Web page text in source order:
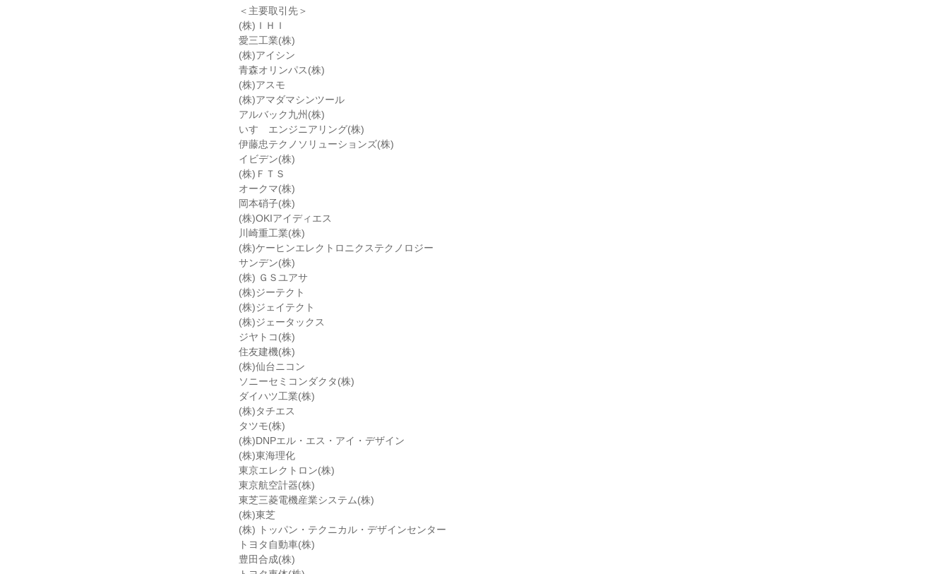
＜主要取引先＞
(株)ＩＨＩ
愛三工業(株)
(株)アイシン
青森オリンパス(株)
(株)アスモ
(株)アマダマシンツール
アルバック九州(株)
いすゞエンジニアリング(株)
伊藤忠テクノソリューションズ(株)
イビデン(株)
(株)ＦＴＳ
オークマ(株)
岡本硝子(株)
(株)OKIアイディエス
川崎重工業(株)
(株)ケーヒンエレクトロニクステクノロジー
サンデン(株)
(株) ＧＳユアサ
(株)ジーテクト
(株)ジェイテクト
(株)ジェータックス
ジヤトコ(株)
住友建機(株)
(株)仙台ニコン
ソニーセミコンダクタ(株)
ダイハツ工業(株)
(株)タチエス
タツモ(株)
(株)DNPエル・エス・アイ・デザイン
(株)東海理化
東京エレクトロン(株)
東京航空計器(株)
東芝三菱電機産業システム(株)
(株)東芝
(株) トッパン・テクニカル・デザインセンター
トヨタ自動車(株)
豊田合成(株)